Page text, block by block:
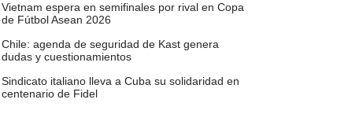
Vietnam espera en semifinales por rival en Copa
de Fútbol Asean 2026
Chile: agenda de seguridad de Kast genera
dudas y cuestionamientos
Sindicato italiano lleva a Cuba su solidaridad en
centenario de Fidel